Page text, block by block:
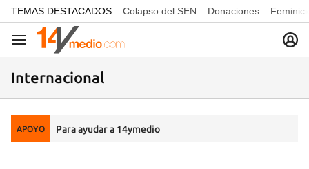
common.go-to-content
TEMAS DESTACADOS Colapso del SEN Donaciones
Navegación
Internacional
APOYO Para ayudar a 14ymedio